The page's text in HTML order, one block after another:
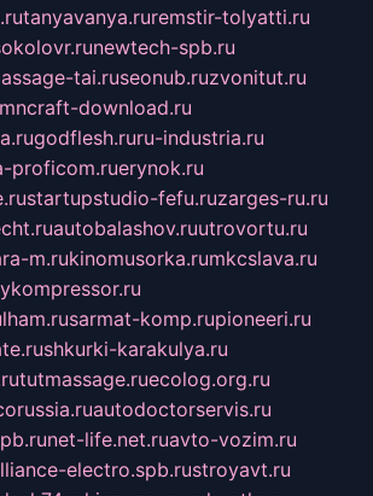
tanyavanya.ruremstir-tolyatti.ru
newtech-spb.ru
tai.ruseonub.ruzvonitut.ru
mncraft-download.ru
godflesh.ruru-industria.ru
proficom.ruerynok.ru
startupstudio-fefu.ruzarges-ru.ru
autobalashov.ruutrovortu.ru
m.rukinomusorka.rumkcslava.ru
sarmat-komp.rupioneeri.ru
shkurki-karakulya.ru
tutmassage.ruecolog.org.ru
autodoctorservis.ru
net-life.net.ruavto-vozim.ru
electro.spb.rustroyavt.ru